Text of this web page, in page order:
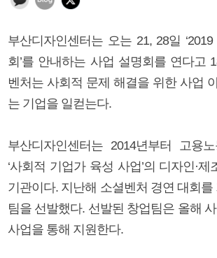
부산디자인센터는 오는 21, 28일
회’를 안내하는 사업 설명회를 연다고
벤처는 사회적 문제 해결을 위한 사업
는 기업을 일컫는다.
부산디자인센터는 2014년부터 고용
‘사회적 기업가 육성 사업’의 디자인·
기관이다. 지난해 소셜벤처 경연 대회를
팀을 선발했다. 선발된 창업팀은 올해
사업을 통해 지원한다.